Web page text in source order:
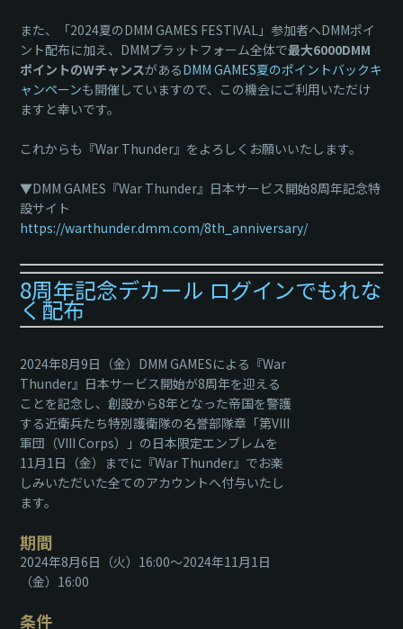
また、「2024夏のDMM GAMES FESTIVAL」参加者へDMMポイ
ント配布に加え、DMMプラットフォーム全体で最大6000DMM
ポイントのWチャンスがあるDMM GAMES夏のポイントバックキ
ャンペーンも開催していますので、この機会にご利用いただけ
ますと幸いです。
これからも『War Thunder』をよろしくお願いいたします。
▼DMM GAMES『War Thunder』日本サービス開始8周年記念特
設サイト
https://warthunder.dmm.com/8th_anniversary/
8周年記念デカール ログインでもれな
く配布
2024年8月9日（金）DMM GAMESによる『War
Thunder』日本サービス開始が8周年を迎える
ことを記念し、創設から8年となった帝国を警護
する近衛兵たち特別護衛隊の名誉部隊章「第VIII
軍団（VIII Corps）」の日本限定エンブレムを
11月1日（金）までに『War Thunder』でお楽
しみいただいた全てのアカウントへ付与いたし
ます。
期間
2024年8月6日（火）16:00～2024年11月1日
（金）16:00
条件